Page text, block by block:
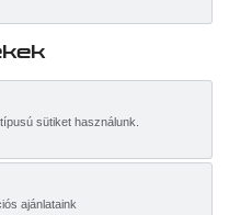
sütiket használunk.
ajánlataink